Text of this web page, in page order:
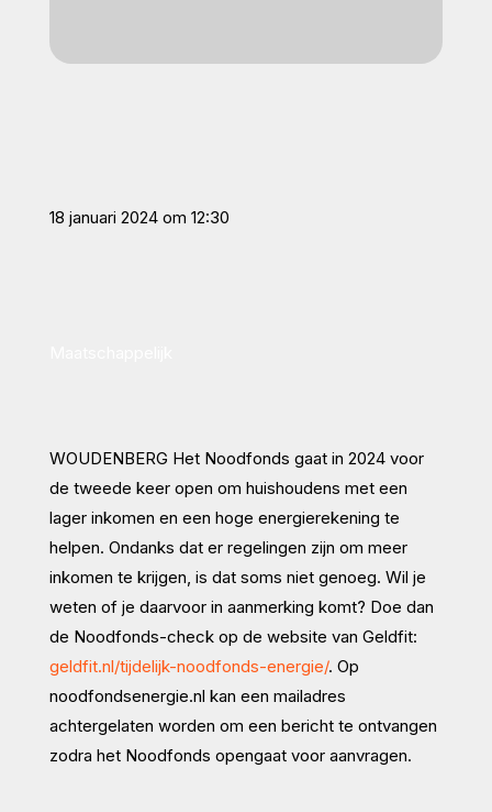
18 januari 2024 om 12:30
WOUDENBERG Het Noodfonds gaat in 2024 voor
de tweede keer open om huishoudens met een
lager inkomen en een hoge energierekening te
helpen. Ondanks dat er regelingen zijn om meer
inkomen te krijgen, is dat soms niet genoeg. Wil je
weten of je daarvoor in aanmerking komt? Doe dan
de Noodfonds-check op de website van Geldfit:
geldfit.nl/tijdelijk-noodfonds-energie/. Op
noodfondsenergie.nl kan een mailadres
achtergelaten worden om een bericht te ontvangen
zodra het Noodfonds opengaat voor aanvragen.